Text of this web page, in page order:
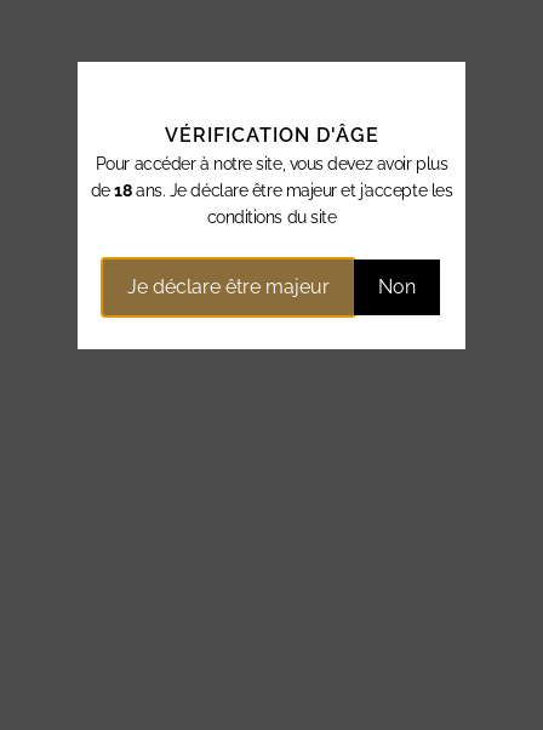
VÉRIFICATION D'ÂGE
Pour accéder à notre site, vous devez avoir plus
de18ans. Je déclare être majeur et j’accepte les
conditions du site
Je déclare être majeur Non